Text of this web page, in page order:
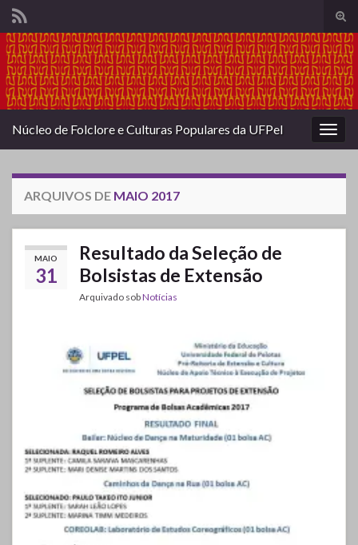
de
Search for:
Núcleo de Folclore e Culturas Populares da UFPel
ARQUIVOS DE MAIO 2017
MAIO
31
Resultado da Seleção de
Bolsistas de Extensão
Arquivado sobNotícias